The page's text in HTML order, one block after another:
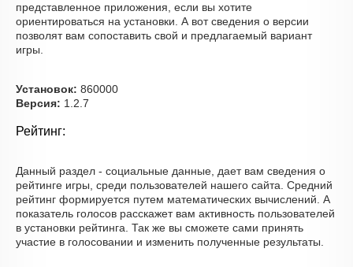
представленное приложения, если вы хотите
ориентироваться на установки. А вот сведения о версии
позволят вам сопоставить свой и предлагаемый вариант
игры.
Установок: 860000
Версия: 1.2.7
Рейтинг:
Данный раздел - социальные данные, дает вам сведения о
рейтинге игры, среди пользователей нашего сайта. Средний
рейтинг формируется путем математических вычислений. А
показатель голосов расскажет вам активность пользователей
в установки рейтинга. Так же вы сможете сами принять
участие в голосовании и изменить полученные результаты.